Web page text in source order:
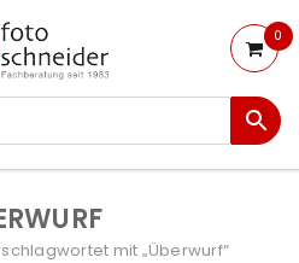
0
mit „Überwurf“